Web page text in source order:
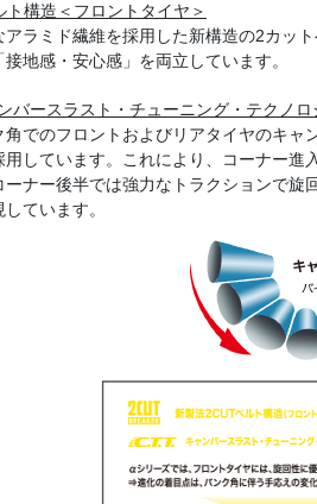
ト構造＜フロントタイヤ＞
ラミド繊維を採用した新構造の2カッ
地感・安心感」を両立しています。
バースラスト・チューニング・テクノロ
でのフロントおよびリアタイヤのキャ
用しています。これにより、コーナー
ーナー後半では強力なトラクションで
ています。